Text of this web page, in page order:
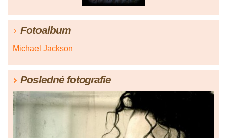
Fotoalbum
Michael Jackson
Posledné fotografie